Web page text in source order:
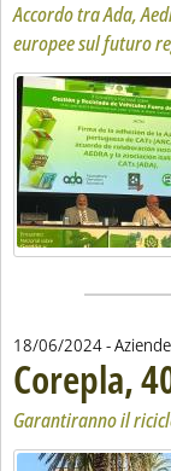
Accordo tra Ada,
europee sul futuro
18/06/2024-
Corepla,
Garantiranno il